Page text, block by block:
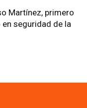
Martínez, primero
seguridad de la